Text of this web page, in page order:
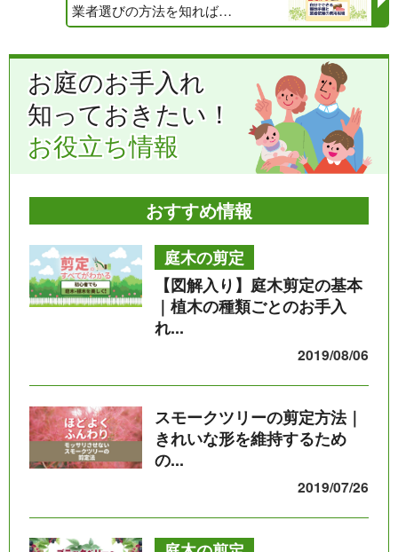
業者選びの方法を知れば…
お庭のお手入れ
知っておきたい！
お役立ち情報
おすすめ情報
庭木の剪定
【図解入り】庭木剪定の基本
｜植木の種類ごとのお手入
れ...
2019/08/06
スモークツリーの剪定方法｜
きれいな形を維持するため
の...
2019/07/26